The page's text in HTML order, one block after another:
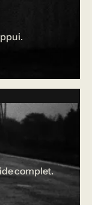
complet.